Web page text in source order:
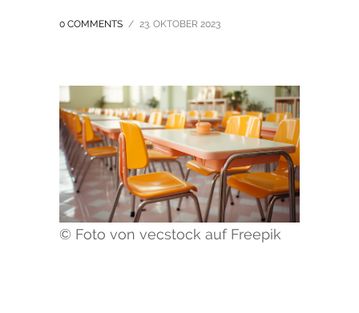
0 COMMENTS / 23. OKTOBER 2023
© Foto von vecstock auf Freepik